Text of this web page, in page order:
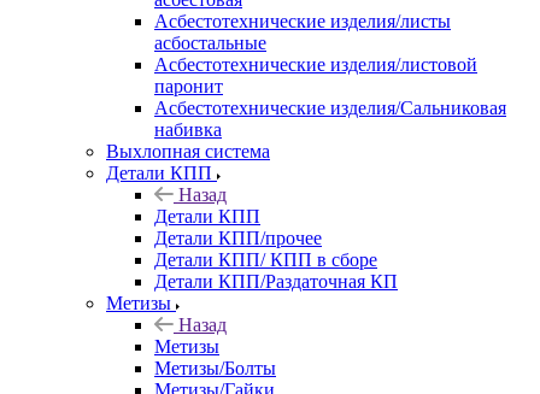
Асбестотехнические изделия/листы
асбостальные
Асбестотехнические изделия/листовой
паронит
Асбестотехнические изделия/Сальниковая
набивка
Выхлопная система
Детали КПП
Назад
Детали КПП
Детали КПП/прочее
Детали КПП/ КПП в сборе
Детали КПП/Раздаточная КП
Метизы
Назад
Метизы
Метизы/Болты
Метизы/Гайки